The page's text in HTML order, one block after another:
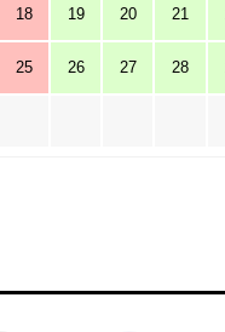
18 19 20 21
25 26 27 28